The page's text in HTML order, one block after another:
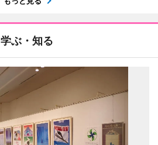
学ぶ・知る